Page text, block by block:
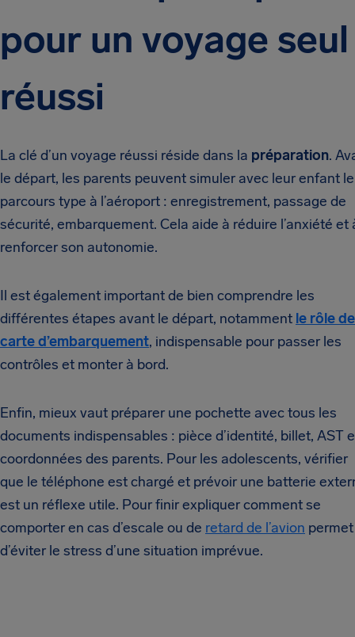
pour un voyage seul
réussi
La clé d’un voyage réussi réside dans la préparation.
le départ, les parents peuvent simuler avec leur enfant le
parcours type à l’aéroport : enregistrement, passage de
sécurité, embarquement. Cela aide à réduire l’anxiété et
renforcer son autonomie.
Il est également important de bien comprendre les
différentes étapes avant le départ, notamment le rôle
carte d’embarquement, indispensable pour passer les
contrôles et monter à bord.
Enfin, mieux vaut préparer une pochette avec tous les
documents indispensables : pièce d’identité, billet, AST
coordonnées des parents. Pour les adolescents, vérifier
que le téléphone est chargé et prévoir une batterie
est un réflexe utile. Pour finir expliquer comment se
comporter en cas d’escale ou de retard de l’avion permet
d’éviter le stress d’une situation imprévue.